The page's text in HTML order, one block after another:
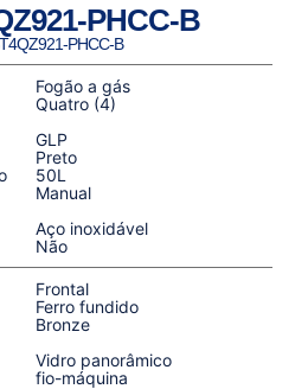
PHCC-B
PHCC-B
Fogão a gás
Quatro (4)
GLP
Preto
50L
Manual
Aço inoxidável
Não
Frontal
Ferro fundido
Bronze
Vidro panorâmico
fio-máquina